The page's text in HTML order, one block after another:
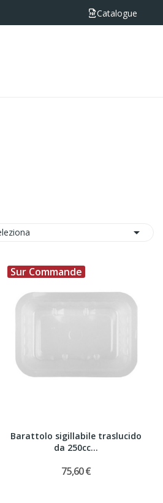
Catalogue

Sur Commande
Barattolo sigillabile traslucido
da 250cc...
75,60 €